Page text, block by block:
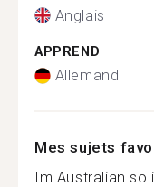
Anglais
APPREND
Allemand
Mes sujets
Im Australian so